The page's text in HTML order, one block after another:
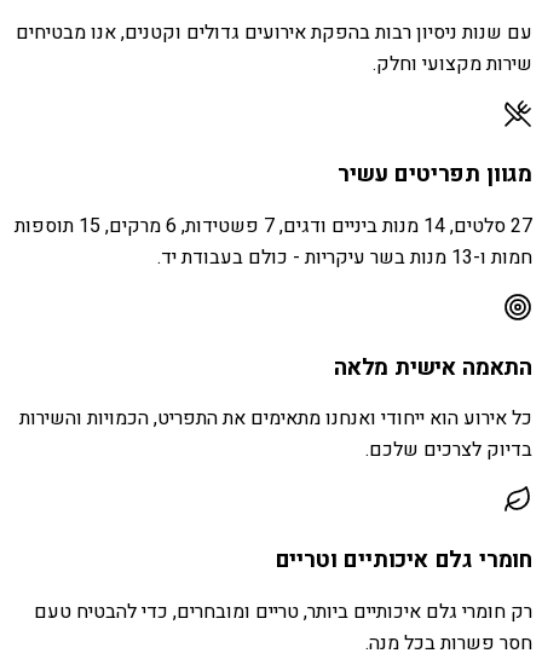
עם שנות ניסיון רבות בהפקת אירועים גדולים וקטנים, אנו מבטיחים
שירות מקצועי וחלק.
מגוון תפריטים עשיר
27 סלטים, 14 מנות ביניים ודגים, 7 פשטידות, 6 מרקים, 15 תוספות
חמות ו-13 מנות בשר עיקריות - כולם בעבודת יד.
התאמה אישית מלאה
כל אירוע הוא ייחודי ואנחנו מתאימים את התפריט, הכמויות והשירות
בדיוק לצרכים שלכם.
חומרי גלם איכותיים וטריים
רק חומרי גלם איכותיים ביותר, טריים ומובחרים, כדי להבטיח טעם
חסר פשרות בכל מנה.